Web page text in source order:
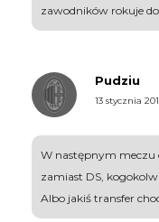
zawodników rokuje
Pudziu
13 stycznia
W następnym meczu
zamiast DS,
Albo jakiś transfer